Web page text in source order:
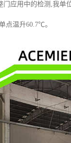
应用中的检测,我单
点温升60.7℃。